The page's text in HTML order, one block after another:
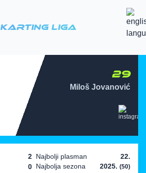
Karting Liga
29
Miloš Jovanović
2
0
Najbolji plasman
22.
Najbolja sezona
2025. (50)